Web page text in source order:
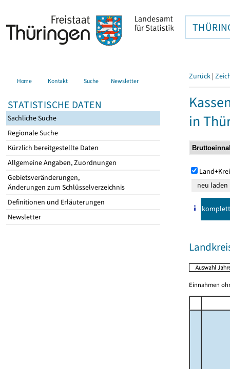
Home Kontakt Suche Newsletter
STATISTISCHE DATEN
Sachliche Suche
Regionale Suche
Kürzlich bereitgestellte Daten
Allgemeine Angaben, Zuordnungen
Gebietsveränderungen,
Änderungen zum Schlüsselverzeichnis
Definitionen und Erläuterungen
Newsletter
Zurück |
in
komplett
Einnahmen